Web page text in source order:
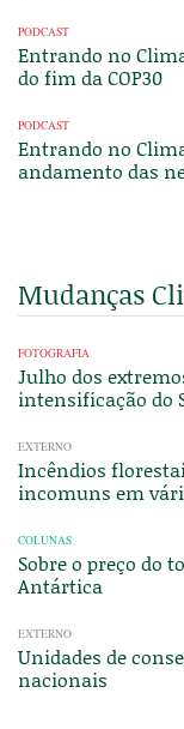
PODCAST
Entrando no
do fim da COP30
PODCAST
Entrando no
andamento das
Mudanças
FOTOGRAFIA
Julho dos
intensificação do
EXTERNO
Incêndios
incomuns em
COLUNAS
Sobre o preço do
Antártica
EXTERNO
Unidades de
nacionais